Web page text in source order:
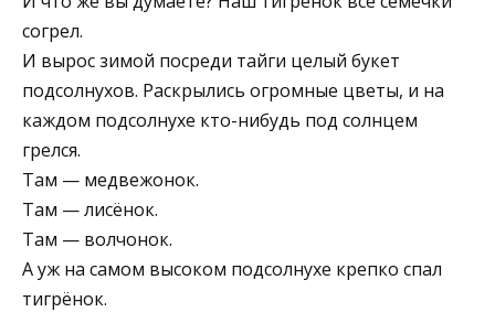
согрел.
И вырос зимой посреди тайги целый букет
подсолнухов. Раскрылись огромные цветы, и на
каждом подсолнухе кто-нибудь под солнцем
грелся.
Там — медвежонок.
Там — лисёнок.
Там — волчонок.
А уж на самом высоком подсолнухе крепко спал
тигрёнок.